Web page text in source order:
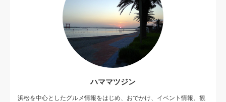
ハママツジン
浜松を中心としたグルメ情報をはじめ、おでかけ、イベント情報、観